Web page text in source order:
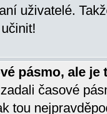
uživatelé.
pásmo, ale je
časové
tou